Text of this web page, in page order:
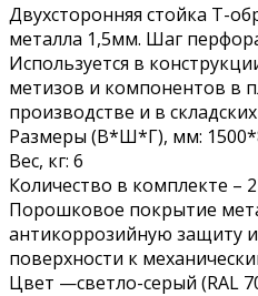
Двухсторонняя стойка T-
металла 1,5мм. Шаг
Используется в
метизов и компонентов в
производстве и в
Размеры (В*Ш*Г), мм:
Вес, кг: 6
Количество в комплекте –
Порошковое покрытие
антикоррозийную защиту
поверхности к
Цвет —светло-серый (RAL